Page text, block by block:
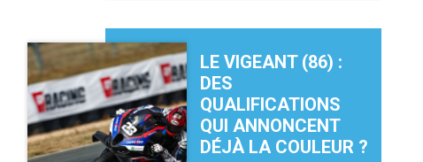
LE VIGEANT (86) :
DES
QUALIFICATIONS
QUI ANNONCENT
DÉJÀ LA COULEUR ?